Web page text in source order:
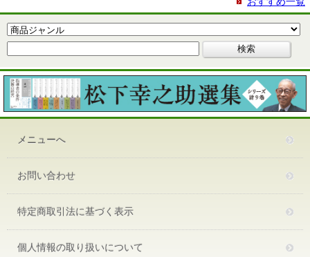
メニューへ
お問い合わせ
特定商取引法に基づく表示
個人情報の取り扱いについて